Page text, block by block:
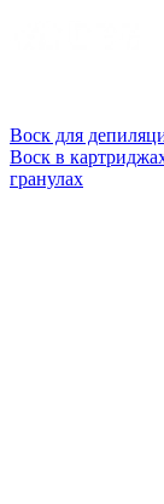
Воск для
Воск в
гранулах